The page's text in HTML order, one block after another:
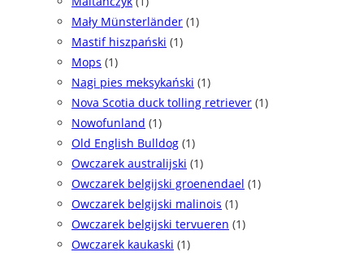
Mały Münsterländer (1)
Mastif hiszpański (1)
Mops (1)
Nagi pies meksykański (1)
Nova Scotia duck tolling retriever (1)
Nowofunland (1)
Old English Bulldog (1)
Owczarek australijski (1)
Owczarek belgijski groenendael (1)
Owczarek belgijski malinois (1)
Owczarek belgijski tervueren (1)
Owczarek kaukaski (1)